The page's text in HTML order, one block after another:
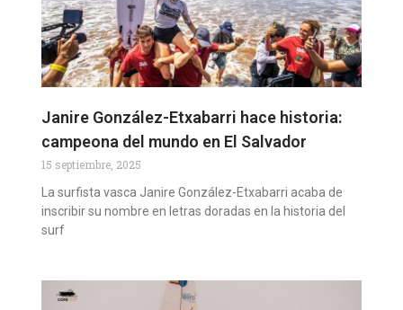
Janire González-Etxabarri hace historia:
campeona del mundo en El Salvador
15 septiembre, 2025
La surfista vasca Janire González-Etxabarri acaba de
inscribir su nombre en letras doradas en la historia del
surf